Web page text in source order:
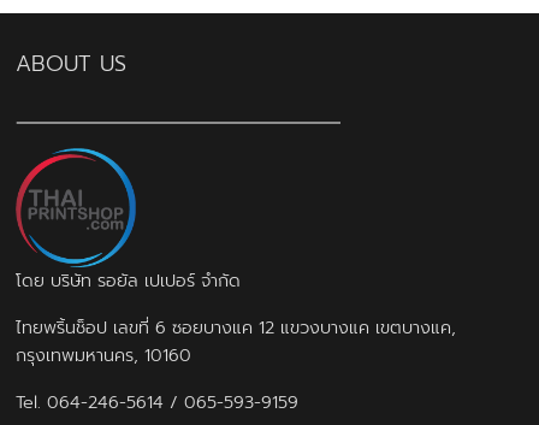
เทคนิคพิเศษ เช่น ปั๊มฟอยล์ทอง, เคลือบ Spot UV,
ขนาดกล่อง และจำนวนสั่งผลิต
ABOUT US
โดย บริษัท รอยัล เปเปอร์ จำกัด
ไทยพริ้นช็อป เลขที่ 6 ซอยบางแค 12 แขวงบางแค เขตบางแค,
กรุงเทพมหานคร, 10160
Tel.064-246-5614 /065-593-9159